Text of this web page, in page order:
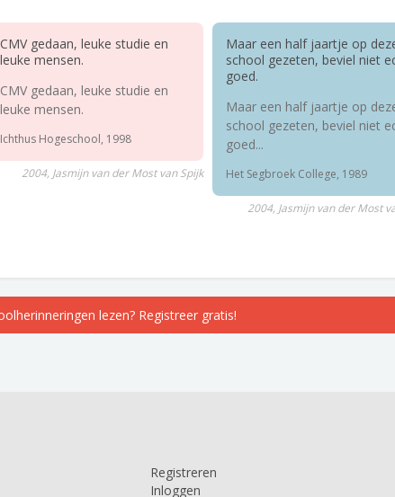
CMV gedaan, leuke studie en
leuke mensen.
CMV gedaan, leuke studie en
leuke mensen.
Ichthus Hogeschool, 1998
2004, Jasmijn van der Most van Spijk
Maar een half jaartje op
school gezeten, beviel niet
goed.
Maar een half jaartje op
school gezeten, beviel niet
goed...
Het Segbroek College, 1989
2004, Jasmijn van der Most
lezen? Registreer gratis!
Registreren
Inloggen